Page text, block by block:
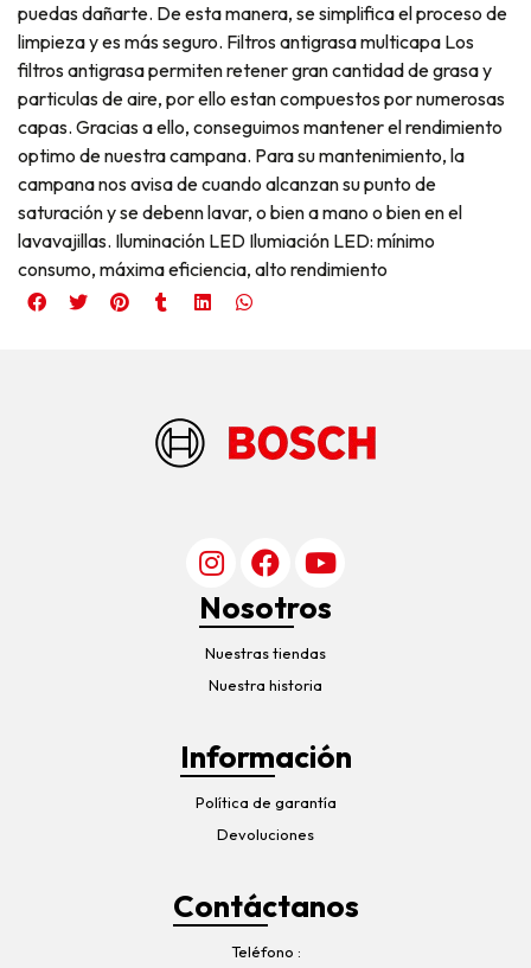
puedas dañarte. De esta manera, se simplifica el proceso de
limpieza y es más seguro. Filtros antigrasa multicapa Los
filtros antigrasa permiten retener gran cantidad de grasa y
particulas de aire, por ello estan compuestos por numerosas
capas. Gracias a ello, conseguimos mantener el rendimiento
optimo de nuestra campana. Para su mantenimiento, la
campana nos avisa de cuando alcanzan su punto de
saturación y se debenn lavar, o bien a mano o bien en el
lavavajillas. Iluminación LED Ilumiación LED: mínimo
consumo, máxima eficiencia, alto rendimiento
Nosotros
Nuestras tiendas
Nuestra historia
Información
Política de garantía
Devoluciones
Contáctanos
Teléfono